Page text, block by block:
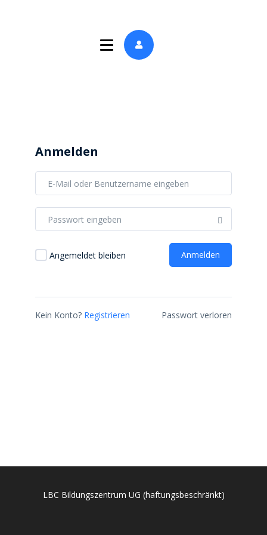
Anmelden
Angemeldet bleiben Anmelden
Kein Konto? Registrieren Passwort verloren
LBC Bildungszentrum UG (haftungsbeschränkt)